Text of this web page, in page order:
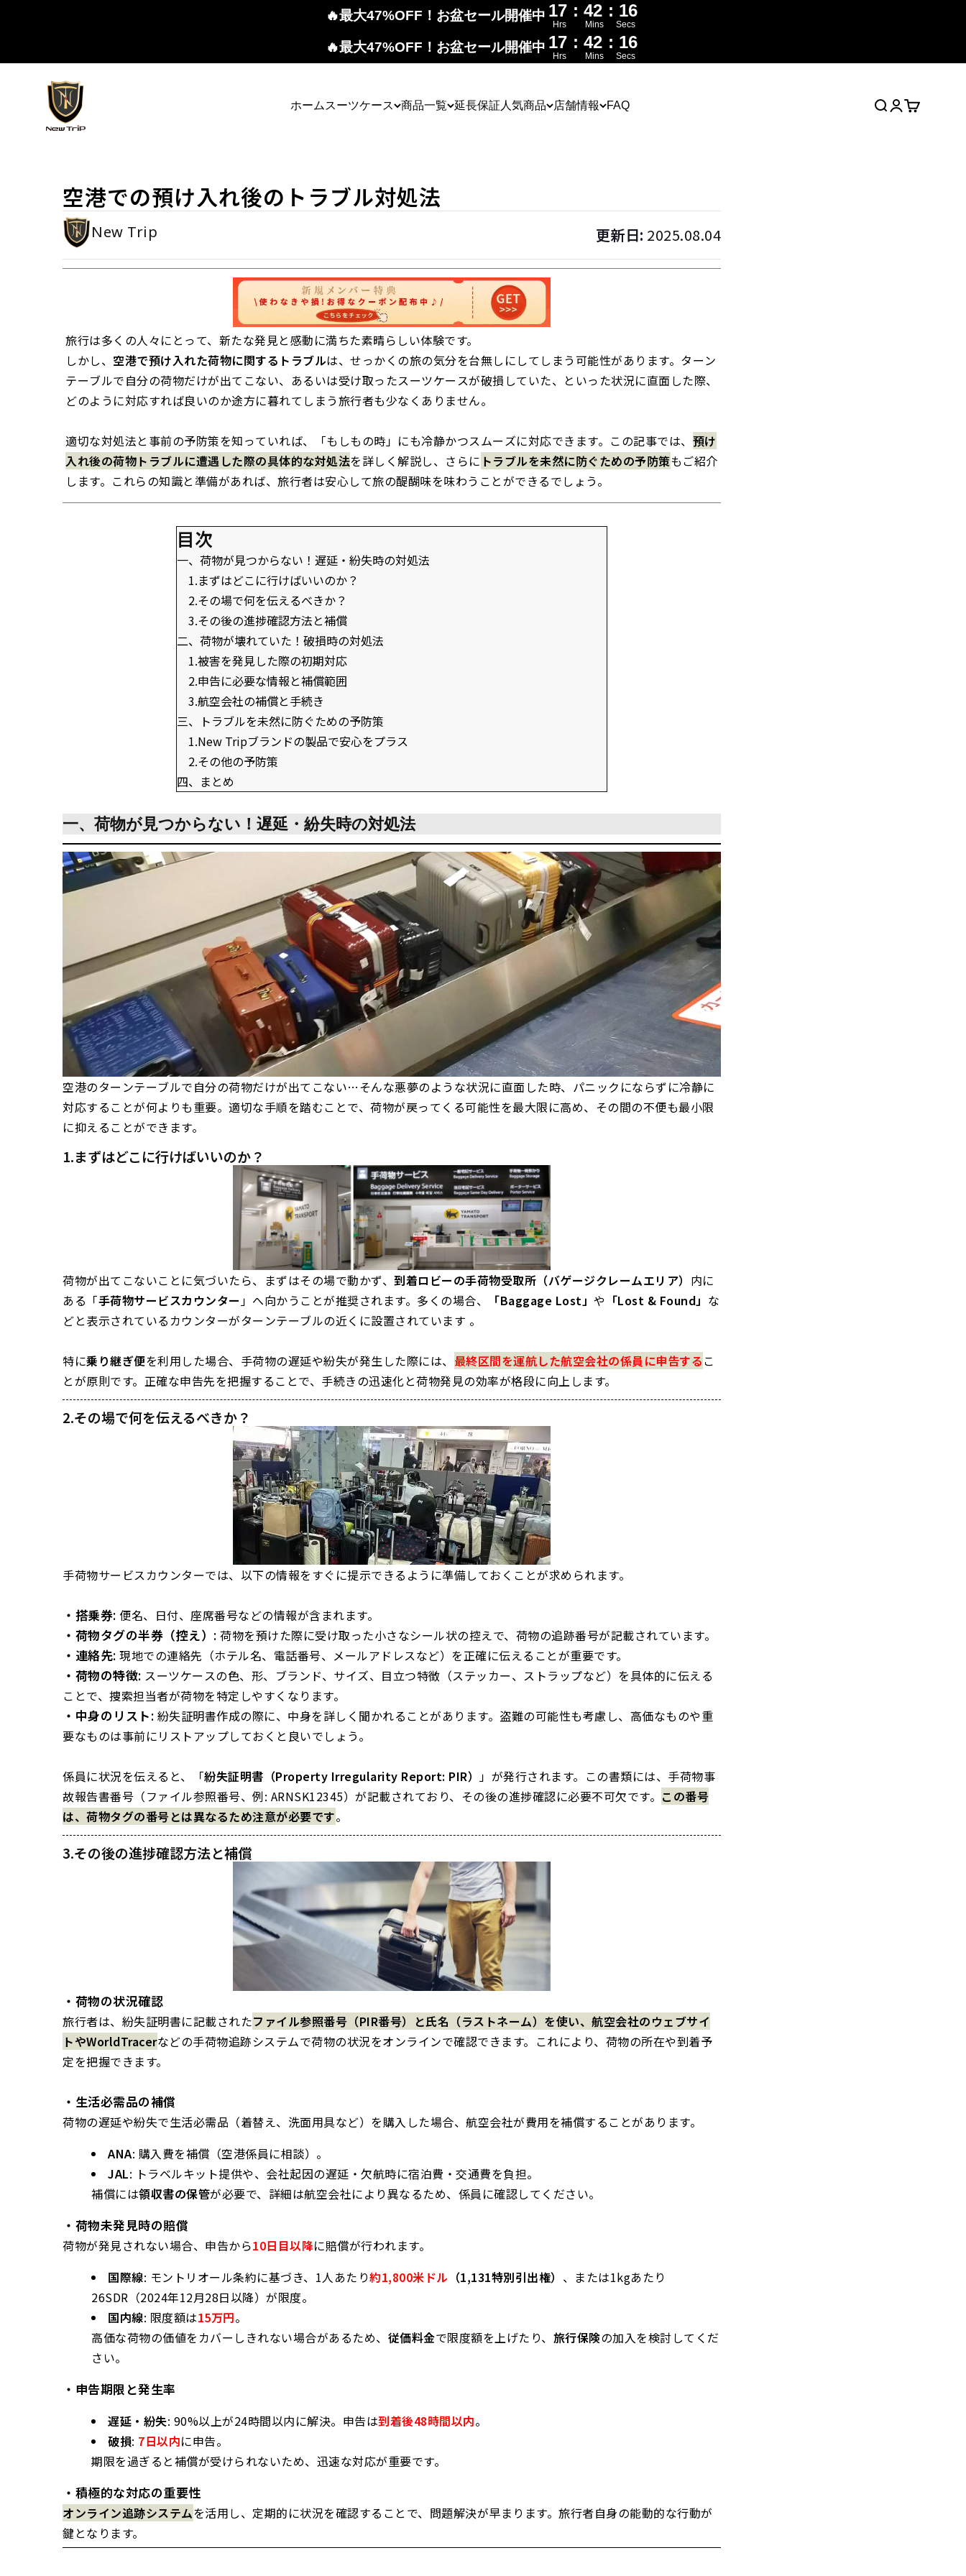
🔥最大47%OFF！お盆セール開催中 17 : 42 : 15
Hrs Mins Secs
🔥最大47%OFF！お盆セール開催中 17 : 42 : 15
Hrs Mins Secs
ホーム スーツケース 商品一覧 延長保証 人気商品 店舗情報 FAQ
New Trip
検索ログイン
カート
空港での預け入れ後のトラブル対処法
New Trip 更新日: 2025.08.04
旅行は多くの人々にとって、新たな発見と感動に満ちた素晴らしい体験です。
しかし、 空港で預け入れた荷物に関するトラブルは、せっかくの旅の気分を台無しにしてしまう可能性があります。ターン
テーブルで自分の荷物だけが出てこない、あるいは受け取ったスーツケースが破損していた、といった状況に直面した際、
どのように対応すれば良いのか途方に暮れてしまう旅行者も少なくありません。
適切な対処法と事前の予防策を知っていれば、「もしもの時」にも冷静かつスムーズに対応できます。この記事では、 預け
入れ後の荷物トラブルに遭遇した際の具体的な対処法を詳しく解説し、さらに トラブルを未然に防ぐための予防策もご紹介
します。これらの知識と準備があれば、旅行者は安心して旅の醍醐味を味わうことができるでしょう。
目次
一、荷物が見つからない！遅延・紛失時の対処法
1.まずはどこに行けばいいのか？
2.その場で何を伝えるべきか？
3.その後の進捗確認方法と補償
二、荷物が壊れていた！破損時の対処法
1.被害を発見した際の初期対応
2.申告に必要な情報と補償範囲
3.航空会社の補償と手続き
三、トラブルを未然に防ぐための予防策
1.New Tripブランドの製品で安心をプラス
2.その他の予防策
四、まとめ
一、荷物が見つからない！遅延・紛失時の対処法
空港のターンテーブルで自分の荷物だけが出てこない…そんな悪夢のような状況に直面した時、パニックにならずに冷静に
対応することが何よりも重要。適切な手順を踏むことで、荷物が戻ってくる可能性を最大限に高め、その間の不便も最小限
に抑えることができます。
1.まずはどこに行けばいいのか？
荷物が出てこないことに気づいたら、まずはその場で動かず、 到着ロビーの手荷物受取所（バゲージクレームエリア） 内に
ある「手荷物サービスカウンター」へ向かうことが推奨されます。多くの場合、 「Baggage Lost」 や 「Lost & Found」 な
どと表示されているカウンターがターンテーブルの近くに設置されています 。
特に乗り継ぎ便を利用した場合、手荷物の遅延や紛失が発生した際には、 最終区間を運航した航空会社の係員に申告するこ
とが原則です。正確な申告先を把握することで、手続きの迅速化と荷物発見の効率が格段に向上します。
2.その場で何を伝えるべきか？
手荷物サービスカウンターでは、以下の情報をすぐに提示できるように準備しておくことが求められます。
・搭乗券: 便名、日付、座席番号などの情報が含まれます。
・荷物タグの半券（控え） : 荷物を預けた際に受け取った小さなシール状の控えで、荷物の追跡番号が記載されています。
・連絡先: 現地での連絡先（ホテル名、電話番号、メールアドレスなど）を正確に伝えることが重要です。
・荷物の特徴: スーツケースの色、形、ブランド、サイズ、目立つ特徴（ステッカー、ストラップなど）を具体的に伝える
ことで、捜索担当者が荷物を特定しやすくなります。
・中身のリスト: 紛失証明書作成の際に、中身を詳しく聞かれることがあります。盗難の可能性も考慮し、高価なものや重
要なものは事前にリストアップしておくと良いでしょう。
係員に状況を伝えると、「紛失証明書（Property Irregularity Report: PIR） 」が発行されます。この書類には、手荷物事
故報告書番号（ファイル参照番号、例: ARNSK12345）が記載されており、その後の進捗確認に必要不可欠です。 この番号
は、荷物タグの番号とは異なるため注意が必要です。
3.その後の進捗確認方法と補償
・荷物の状況確認
旅行者は、紛失証明書に記載されたファイル参照番号（PIR番号）と氏名（ラストネーム）を使い、航空会社のウェブサイ
トやWorldTracerなどの手荷物追跡システムで荷物の状況をオンラインで確認できます。これにより、荷物の所在や到着予
定を把握できます。
・生活必需品の補償
荷物の遅延や紛失で生活必需品（着替え、洗面用具など）を購入した場合、航空会社が費用を補償することがあります。
ANA: 購入費を補償（空港係員に相談）。
JAL: トラベルキット提供や、会社起因の遅延・欠航時に宿泊費・交通費を負担。
補償には領収書の保管が必要で、詳細は航空会社により異なるため、係員に確認してください。
・荷物未発見時の賠償
荷物が発見されない場合、申告から10日目以降に賠償が行われます。
国際線: モントリオール条約に基づき、1人あたり約1,800米ドル （1,131特別引出権） 、または1kgあたり
26SDR（2024年12月28日以降）が限度。
国内線: 限度額は15万円。
高価な荷物の価値をカバーしきれない場合があるため、 従価料金で限度額を上げたり、 旅行保険の加入を検討してくだ
さい。
・申告期限と発生率
遅延・紛失: 90%以上が24時間以内に解決。申告は到着後48時間以内。
破損: 7日以内に申告。
期限を過ぎると補償が受けられないため、迅速な対応が重要です。
・積極的な対応の重要性
オンライン追跡システムを活用し、定期的に状況を確認することで、問題解決が早まります。旅行者自身の能動的な行動が
鍵となります。